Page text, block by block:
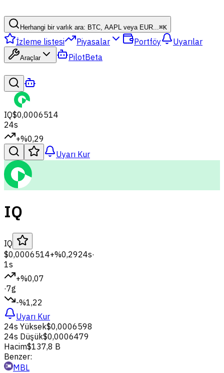
Herhangi bir varlık ara: BTC, AAPL veya EUR...⌘K
İzleme listesi Piyasalar Portföy Uyarılar
Araçlar PilotBeta
IQ$0,0006514
24s
+%0,29
Uyarı Kur
IQ
IQ
$0,0006514+%0,2924s·
1s
+%0,07
·7g
-%1,22
Uyarı Kur
24s Yüksek$0,0006598
24s Düşük$0,0006479
Hacim$137,8 B
Benzer:
MBL